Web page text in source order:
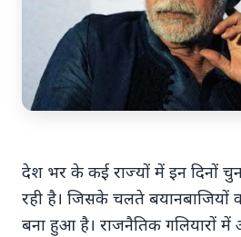
अंशुल कुंचा कौन थे?
'फर्जी' पिज्जा ऑर्डर
भारतीय युवक की गोली
परिवार का आरोप -
भारतीय युवक की गोली मारकर
आरोप - "ट्रैप था" एक चौंकान...
देश भर के कई राज्यों में इन दिनों
रही है। जिसके चलते बयानबाजियों
बना हुआ है। राजनैतिक गलियारों में